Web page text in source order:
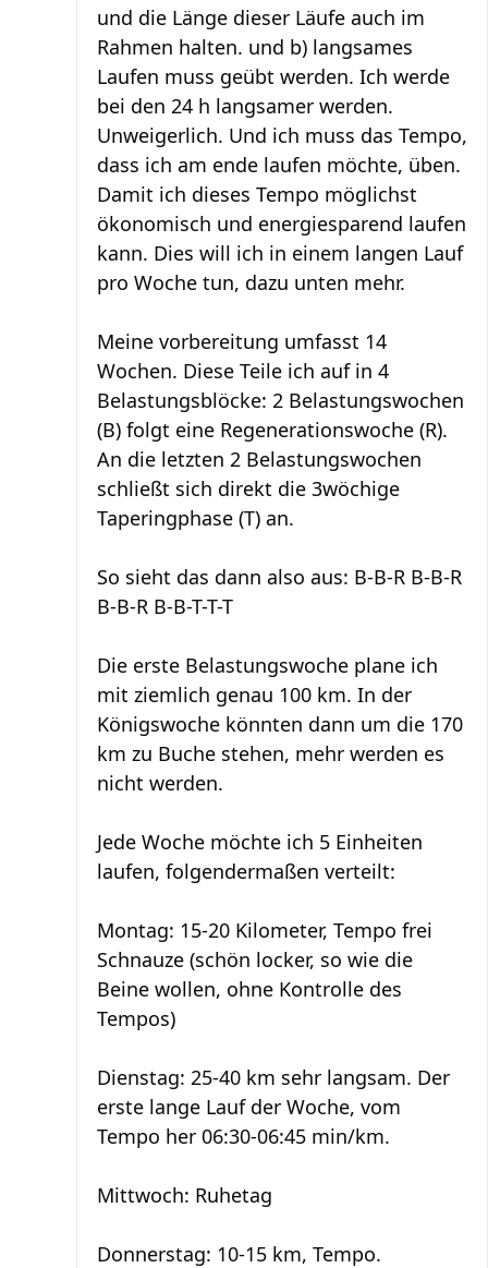
und die Länge dieser Läufe auch im
Rahmen halten. und b) langsames
Laufen muss geübt werden. Ich werde
bei den 24 h langsamer werden.
Unweigerlich. Und ich muss das Tempo,
dass ich am ende laufen möchte, üben.
Damit ich dieses Tempo möglichst
ökonomisch und energiesparend laufen
kann. Dies will ich in einem langen Lauf
pro Woche tun, dazu unten mehr.
Meine vorbereitung umfasst 14
Wochen. Diese Teile ich auf in 4
Belastungsblöcke: 2 Belastungswochen
(B) folgt eine Regenerationswoche (R).
An die letzten 2 Belastungswochen
schließt sich direkt die 3wöchige
Taperingphase (T) an.
So sieht das dann also aus: B-B-R B-B-R
B-B-R B-B-T-T-T
Die erste Belastungswoche plane ich
mit ziemlich genau 100 km. In der
Königswoche könnten dann um die 170
km zu Buche stehen, mehr werden es
nicht werden.
Jede Woche möchte ich 5 Einheiten
laufen, folgendermaßen verteilt:
Montag: 15-20 Kilometer, Tempo frei
Schnauze (schön locker, so wie die
Beine wollen, ohne Kontrolle des
Tempos)
Dienstag: 25-40 km sehr langsam. Der
erste lange Lauf der Woche, vom
Tempo her 06:30-06:45 min/km.
Mittwoch: Ruhetag
Donnerstag: 10-15 km, Tempo.